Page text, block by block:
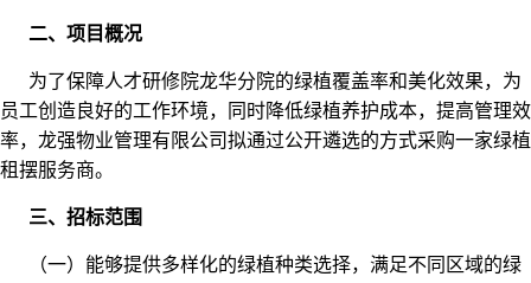
二、项目概况
为了保障人才研修院龙华分院的绿植覆盖率和美化效果，为
员工创造良好的工作环境，同时降低绿植养护成本，提高管理效
率，龙强物业管理有限公司拟通过公开遴选的方式采购一家绿植
租摆服务商。
三、招标范围
（一）能够提供多样化的绿植种类选择，满足不同区域的绿